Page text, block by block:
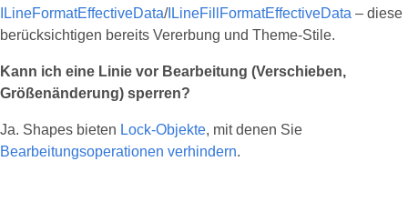
ILineFormatEffectiveData/ILineFillFormatEffectiveData – diese
berücksichtigen bereits Vererbung und Theme‑Stile.
Kann ich eine Linie vor Bearbeitung (Verschieben,
Größenänderung) sperren?
Ja. Shapes bieten Lock‑Objekte, mit denen Sie
Bearbeitungsoperationen verhindern.